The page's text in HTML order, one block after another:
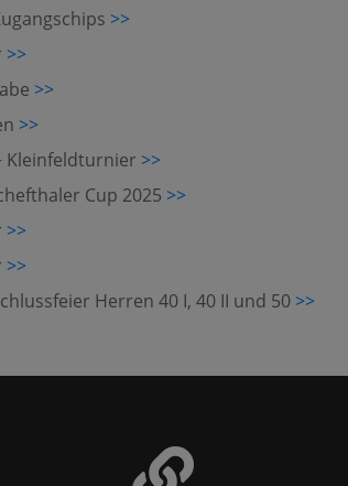
>>
>>
>>
>>
Kleinfeldturnier >>
Cup 2025 >>
>>
>>
Herren 40 I, 40 II und 50 >>